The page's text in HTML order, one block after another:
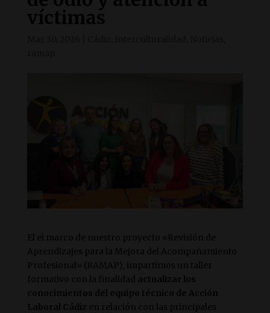
víctimas
El el marco de nuestro proyecto «Revisión de
Aprendizajes para la Mejora del Acompañamiento
Profesional» (RAMAP), impartimos un taller
formativo con la finalidad actualizar los
conocimientos del equipo técnico de Acción
Laboral Cádiz en relación con las principales